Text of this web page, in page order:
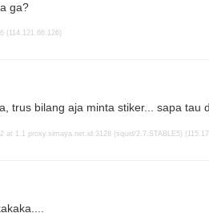
ga?
(114.121.66.126)
trus bilang aja minta stiker... sapa tau
at 1.1 proxy.simaya.net.id:3128 (squid/2.7.STABLE5)